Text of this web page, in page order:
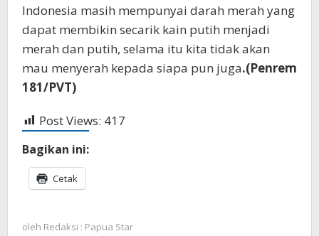
Indonesia masih mempunyai darah merah yang
dapat membikin secarik kain putih menjadi
merah dan putih, selama itu kita tidak akan
mau menyerah kepada siapa pun juga.(Penrem
181/PVT)
Post Views: 417
Bagikan ini:
Cetak
oleh Redaksi : Papua Star